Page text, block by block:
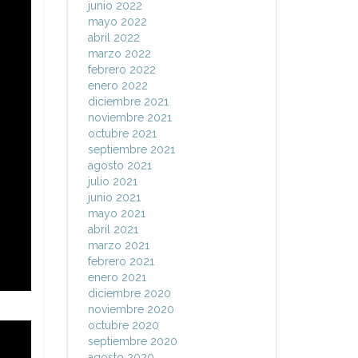
junio 2022
mayo 2022
abril 2022
marzo 2022
febrero 2022
enero 2022
diciembre 2021
noviembre 2021
octubre 2021
septiembre 2021
agosto 2021
julio 2021
junio 2021
mayo 2021
abril 2021
marzo 2021
febrero 2021
enero 2021
diciembre 2020
noviembre 2020
octubre 2020
septiembre 2020